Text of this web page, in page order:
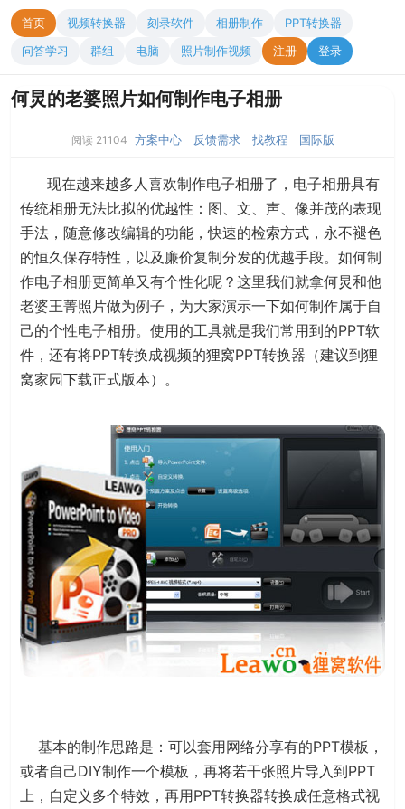
首页 视频转换器 刻录软件 相册制作
PPT转换器
问答学习
群组 电脑 照片制作视频 注册 登录
何炅的老婆照片如何制作电子相册
阅读 21104 方案中心 反馈需求 找教程 国际版
现在越来越多人喜欢制作电子相册了，电子相册具有
传统相册无法比拟的优越性：图、文、声、像并茂的表现
手法，随意修改编辑的功能，快速的检索方式，永不褪色
的恒久保存特性，以及廉价复制分发的优越手段。如何制
作电子相册更简单又有个性化呢？这里我们就拿何炅和他
老婆王菁照片做为例子，为大家演示一下如何制作属于自
己的个性电子相册。使用的工具就是我们常用到的PPT软
件，还有将PPT转换成视频的狸窝PPT转换器（建议到狸
窝家园下载正式版本）。
基本的制作思路是：可以套用网络分享有的PPT模板，
或者自己DIY制作一个模板，再将若干张照片导入到PPT
上，自定义多个特效，再用PPT转换器转换成任意格式视